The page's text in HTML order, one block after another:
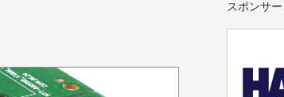
スポンサ